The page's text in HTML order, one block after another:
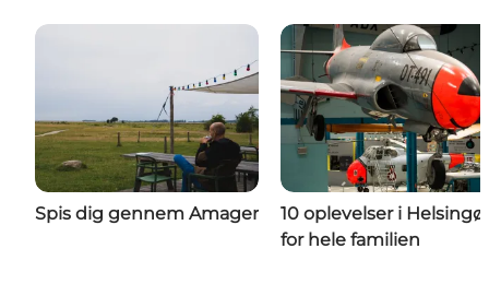
Spis dig gennem Amager
10 oplevelser i Helsingør
for hele familien